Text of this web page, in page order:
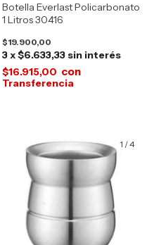
Botella Everlast Policarbonato
1 Litros 30416
$19.900,00
3x$6.633,33 sin interés
$16.915,00 con
1 /4